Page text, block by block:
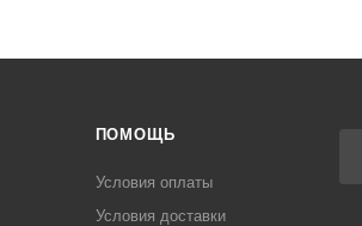
ПОМОЩЬ
Условия оплаты
Условия доставки